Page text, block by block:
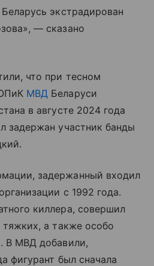
экстрадирован
— сказано
что при тесном
МВД Беларуси
в августе 2024 года
задержан участник банды
задержанный входил
с 1992 года.
киллера, совершил
а также особо
В МВД добавили,
фигурант был сначала